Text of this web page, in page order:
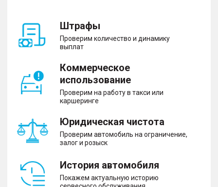
Штрафы
Проверим количество и динамику
выплат
Коммерческое
использование
Проверим на работу в такси или
каршеринге
Юридическая чистота
Проверим автомобиль на ограничение,
залог и розыск
История автомобиля
Покажем актуальную историю